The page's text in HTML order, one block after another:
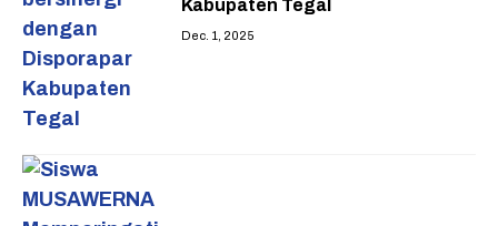
Kabupaten Tegal
Dec. 1, 2025